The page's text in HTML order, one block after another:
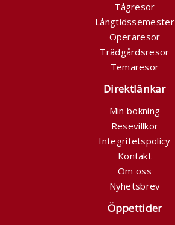
Tågresor
Långtidssemester
Operaresor
Trädgårdsresor
Temaresor
Direktlänkar
Min bokning
Resevillkor
Integritetspolicy
Kontakt
Om oss
Nyhetsbrev
Öppettider